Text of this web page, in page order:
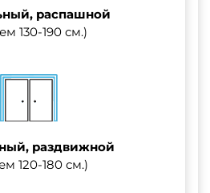
распашной
130-190 см.)
раздвижной
120-180 см.)